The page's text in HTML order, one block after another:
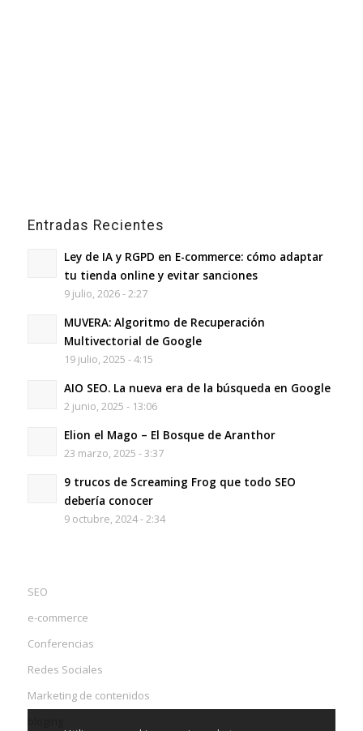
Entradas Recientes
Ley de IA y RGPD en E-commerce: cómo adaptar
tu tienda online y evitar sanciones
9 julio, 2026 - 2:27
MUVERA: Algoritmo de Recuperación
Multivectorial de Google
19 julio, 2025 - 4:15
AIO SEO. La nueva era de la búsqueda en Google
2 junio, 2025 - 13:06
Elion el Mago – El Bosque de Aranthor
23 marzo, 2025 - 3:37
9 trucos de Screaming Frog que todo SEO
debería conocer
9 octubre, 2024 - 2:34
SEO
e-commerce
Conferencias
Redes Sociales
Marketing de contenidos